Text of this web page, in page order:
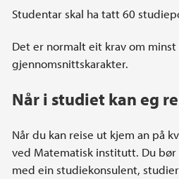
Studentar skal ha tatt 60
Det er normalt eit krav om minst
gjennomsnittskarakter.
Når i studiet kan eg
Når du kan reise ut kjem an på
ved Matematisk institutt. Du
med ein studiekonsulent,